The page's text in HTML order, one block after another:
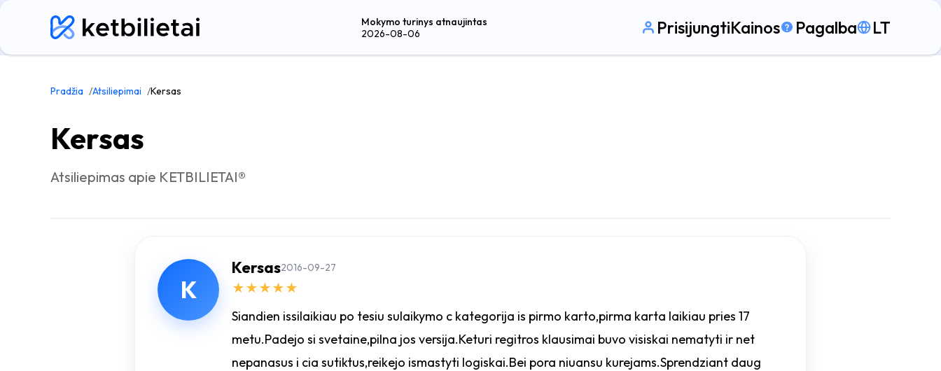
Mokymo turinys atnaujintas
2026-08-06
PrisijungtiKainos Pagalba LT
Pradžia Atsiliepimai Kersas
Kersas
Atsiliepimas apie KETBILIETAI®
K
Kersas2016-09-27
★★★★★
Siandien issilaikiau po tesiu sulaikymo c kategorija is pirmo karto,pirma karta laikiau pries 17
metu.Padejo si svetaine,pilna jos versija.Keturi regitros klausimai buvo visiskai nematyti ir net
nepanasus i cia sutiktus,reikejo ismastyti logiskai.Bei pora niuansu kurejams.Sprendziant daug